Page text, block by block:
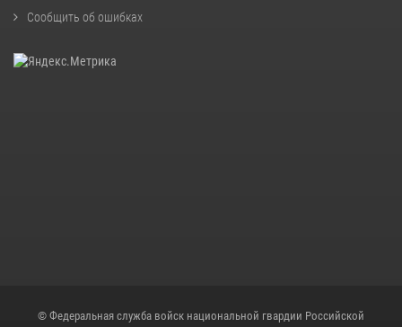
Сообщить об ошибках
© Федеральная служба войск национальной гвардии Российской